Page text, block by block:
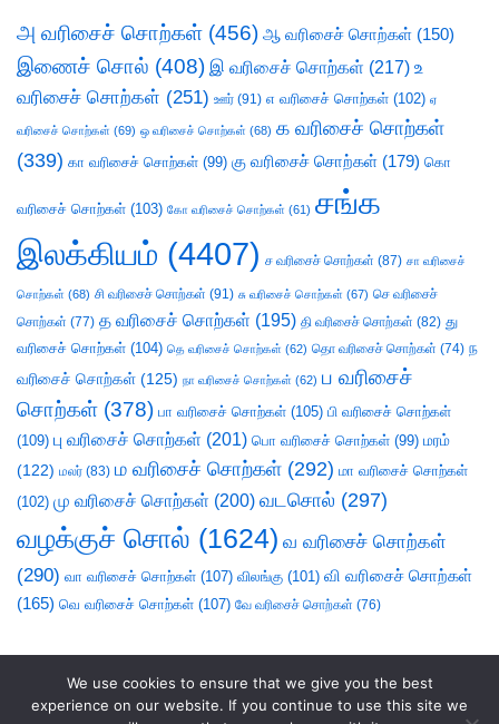
அ வரிசைச் சொற்கள் (456) ஆ வரிசைச் சொற்கள் (150)
இணைச் சொல் (408) இ வரிசைச் சொற்கள் (217) உ
வரிசைச் சொற்கள் (251) ஊர் (91) எ வரிசைச் சொற்கள் (102) ஏ
வரிசைச் சொற்கள் (69) ஒ வரிசைச் சொற்கள் (68) க வரிசைச் சொற்கள்
(339) கா வரிசைச் சொற்கள் (99) கு வரிசைச் சொற்கள் (179) கொ
வரிசைச் சொற்கள் (103) கோ வரிசைச் சொற்கள் (61) சங்க
இலக்கியம் (4407) ச வரிசைச் சொற்கள் (87) சா வரிசைச்
சொற்கள் (68) சி வரிசைச் சொற்கள் (91) சு வரிசைச் சொற்கள் (67) செ வரிசைச்
சொற்கள் (77) த வரிசைச் சொற்கள் (195) தி வரிசைச் சொற்கள் (82) து
வரிசைச் சொற்கள் (104) தெ வரிசைச் சொற்கள் (62) தொ வரிசைச் சொற்கள் (74) ந
வரிசைச் சொற்கள் (125) நா வரிசைச் சொற்கள் (62) ப வரிசைச்
சொற்கள் (378) பா வரிசைச் சொற்கள் (105) பி வரிசைச் சொற்கள்
(109) பு வரிசைச் சொற்கள் (201) பொ வரிசைச் சொற்கள் (99) மரம்
(122) மலர் (83) ம வரிசைச் சொற்கள் (292) மா வரிசைச் சொற்கள்
(102) மு வரிசைச் சொற்கள் (200) வடசொல் (297)
வழக்குச் சொல் (1624) வ வரிசைச் சொற்கள்
(290) வா வரிசைச் சொற்கள் (107) விலங்கு (101) வி வரிசைச் சொற்கள்
(165) வெ வரிசைச் சொற்கள் (107) வே வரிசைச் சொற்கள் (76)
We use cookies to ensure that we give you the best
experience on our website. If you continue to use this site we